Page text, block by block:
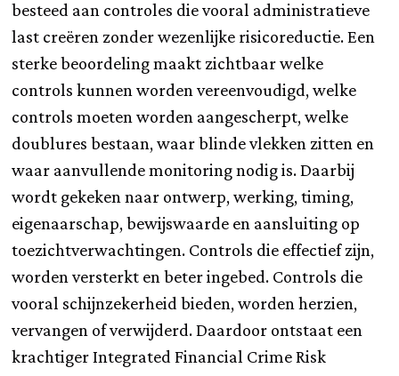
besteed aan controles die vooral administratieve
last creëren zonder wezenlijke risicoreductie. Een
sterke beoordeling maakt zichtbaar welke
controls kunnen worden vereenvoudigd, welke
controls moeten worden aangescherpt, welke
doublures bestaan, waar blinde vlekken zitten en
waar aanvullende monitoring nodig is. Daarbij
wordt gekeken naar ontwerp, werking, timing,
eigenaarschap, bewijswaarde en aansluiting op
toezichtverwachtingen. Controls die effectief zijn,
worden versterkt en beter ingebed. Controls die
vooral schijnzekerheid bieden, worden herzien,
vervangen of verwijderd. Daardoor ontstaat een
krachtiger Integrated Financial Crime Risk